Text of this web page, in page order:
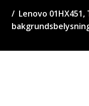
Lenovo